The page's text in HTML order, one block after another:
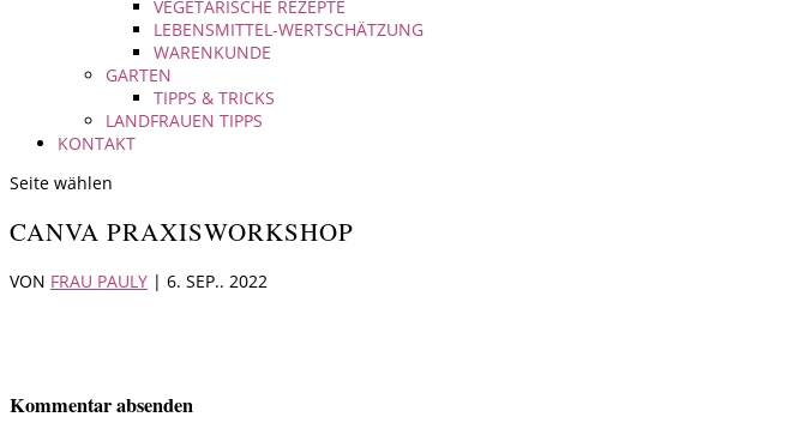
VEGETARISCHE REZEPTE
LEBENSMITTEL-WERTSCHÄTZUNG
WARENKUNDE
GARTEN
TIPPS & TRICKS
LANDFRAUEN TIPPS
KONTAKT
Seite wählen
CANVA PRAXISWORKSHOP
VON FRAU PAULY | 6. SEP.. 2022
Kommentar absenden